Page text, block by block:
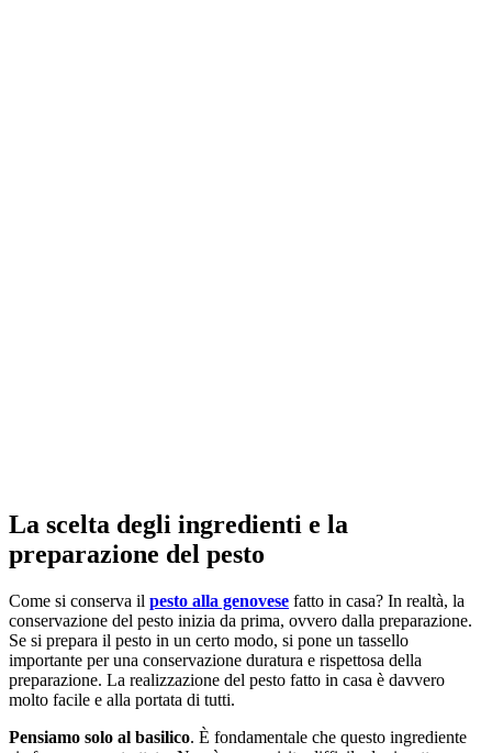
La scelta degli ingredienti e la
preparazione del pesto
Come si conserva il pesto alla genovese fatto in casa? In realtà, la
conservazione del pesto inizia da prima, ovvero dalla preparazione.
Se si prepara il pesto in un certo modo, si pone un tassello
importante per una conservazione duratura e rispettosa della
preparazione. La realizzazione del pesto fatto in casa è davvero
molto facile e alla portata di tutti.
Pensiamo solo al basilico. È fondamentale che questo ingrediente